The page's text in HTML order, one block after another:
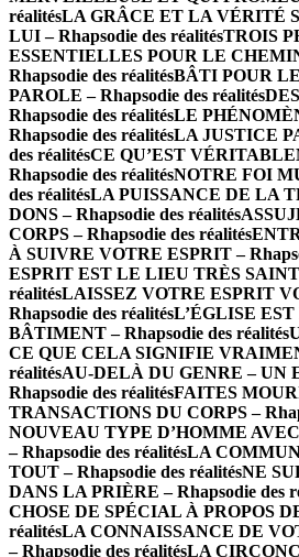
réalitésLA GRÂCE ET LA VÉRITÉ
LUI – Rhapsodie des réalitésTROIS
ESSENTIELLES POUR LE
Rhapsodie des réalitésBÂTI POUR
PAROLE – Rhapsodie des réalités
Rhapsodie des réalitésLE
Rhapsodie des réalitésLA JUSTICE
des réalitésCE QU’EST
Rhapsodie des réalitésNOTRE FOI
des réalitésLA PUISSANCE DE LA
DONS – Rhapsodie des réalités
CORPS – Rhapsodie des réalités
À SUIVRE VOTRE ESPRIT –
ESPRIT EST LE LIEU TRÈS SAINT
réalitésLAISSEZ VOTRE ESPRIT
Rhapsodie des réalitésL’ÉGLISE EST
BÂTIMENT – Rhapsodie des réalités
CE QUE CELA SIGNIFIE
réalitésAU-DELÀ DU GENRE – UN
Rhapsodie des réalitésFAITES
TRANSACTIONS DU CORPS –
NOUVEAU TYPE D’HOMME
– Rhapsodie des réalitésLA
TOUT – Rhapsodie des réalitésNE
DANS LA PRIÈRE – Rhapsodie des
CHOSE DE SPÉCIAL À PROPOS
réalitésLA CONNAISSANCE DE
– Rhapsodie des réalitésLA